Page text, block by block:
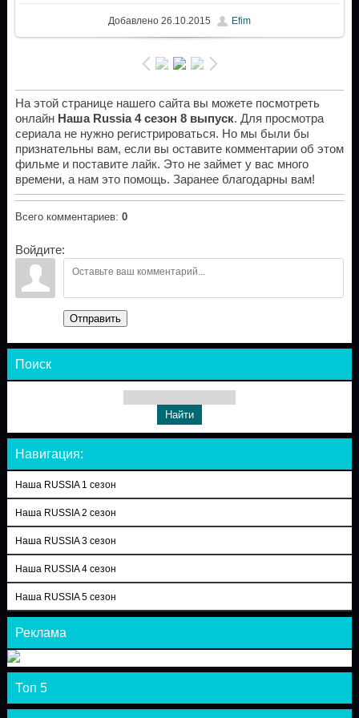
Добавлено26.10.2015 Efim
На этой странице нашего сайта вы можете посмотреть
онлайн Наша Russia 4 сезон 8 выпуск. Для просмотра
сериала не нужно регистрироваться. Но мы были бы
признательны вам, если вы оставите комментарии об этом
фильме и поставите лайк. Это не займет у вас много
времени, а нам это помощь. Заранее благодарны вам!
Всего комментариев: 0
Войдите:
Отправить
Поиск
Навигация:
Наша RUSSIA 1 сезон
Наша RUSSIA 2 сезон
Наша RUSSIA 3 сезон
Наша RUSSIA 4 сезон
Наша RUSSIA 5 сезон
Реклама
Топ 5